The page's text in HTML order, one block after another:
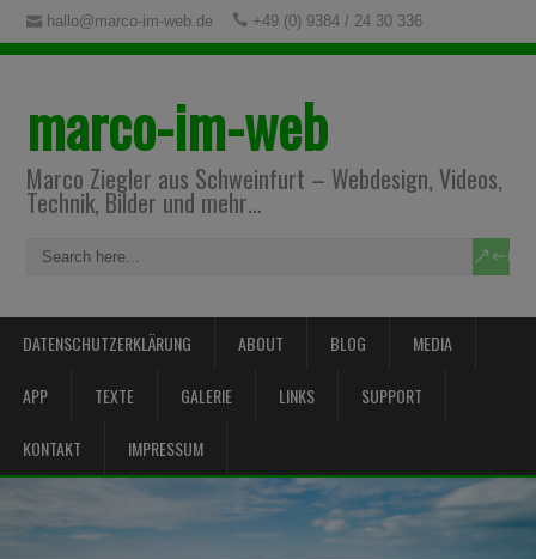
hallo@marco-im-web.de +49 (0) 9384 / 24 30 336
marco-im-web
Marco Ziegler aus Schweinfurt – Webdesign, Videos,
Technik, Bilder und mehr…
DATENSCHUTZERKLÄRUNG ABOUT BLOG MEDIA
APP TEXTE GALERIE LINKS SUPPORT
KONTAKT IMPRESSUM